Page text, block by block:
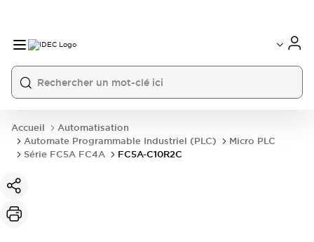
Accueil
Automatisation
Automate Programmable Industriel (PLC)
Micro PLC
Série FC5A FC4A
FC5A-C10R2C